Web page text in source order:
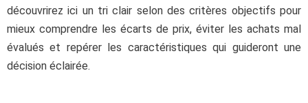
découvrirez ici un tri clair selon des critères objectifs pour
mieux comprendre les écarts de prix, éviter les achats mal
évalués et repérer les caractéristiques qui guideront une
décision éclairée.